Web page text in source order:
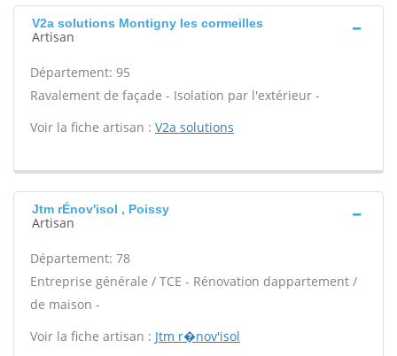
V2a solutions Montigny les cormeilles
Artisan
Département: 95
Ravalement de façade - Isolation par l'extérieur -
Voir la fiche artisan : V2a solutions
Jtm rÉnov'isol , Poissy
Artisan
Département: 78
Entreprise générale / TCE - Rénovation dappartement /
de maison -
Voir la fiche artisan : Jtm r�nov'isol